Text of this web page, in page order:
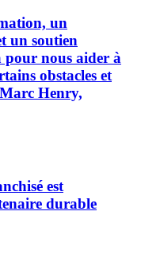
un
un soutien
pour nous aider à
obstacles et
Henry,
est
durable